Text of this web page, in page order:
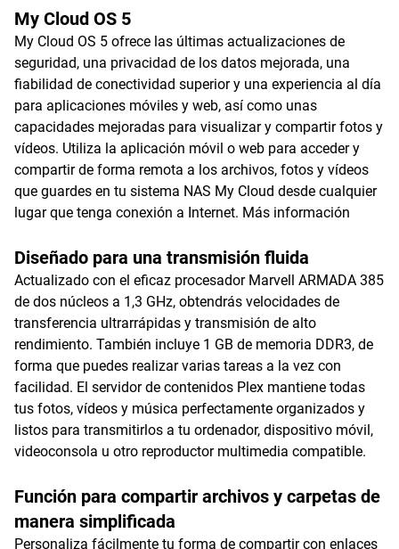
My Cloud OS 5
My Cloud OS 5 ofrece las últimas actualizaciones de
seguridad, una privacidad de los datos mejorada, una
fiabilidad de conectividad superior y una experiencia al día
para aplicaciones móviles y web, así como unas
capacidades mejoradas para visualizar y compartir fotos y
vídeos. Utiliza la aplicación móvil o web para acceder y
compartir de forma remota a los archivos, fotos y vídeos
que guardes en tu sistema NAS My Cloud desde cualquier
lugar que tenga conexión a Internet. Más información
Diseñado para una transmisión fluida
Actualizado con el eficaz procesador Marvell ARMADA 385
de dos núcleos a 1,3 GHz, obtendrás velocidades de
transferencia ultrarrápidas y transmisión de alto
rendimiento. También incluye 1 GB de memoria DDR3, de
forma que puedes realizar varias tareas a la vez con
facilidad. El servidor de contenidos Plex mantiene todas
tus fotos, vídeos y música perfectamente organizados y
listos para transmitirlos a tu ordenador, dispositivo móvil,
videoconsola u otro reproductor multimedia compatible.
Función para compartir archivos y carpetas de
manera simplificada
Personaliza fácilmente tu forma de compartir con enlaces